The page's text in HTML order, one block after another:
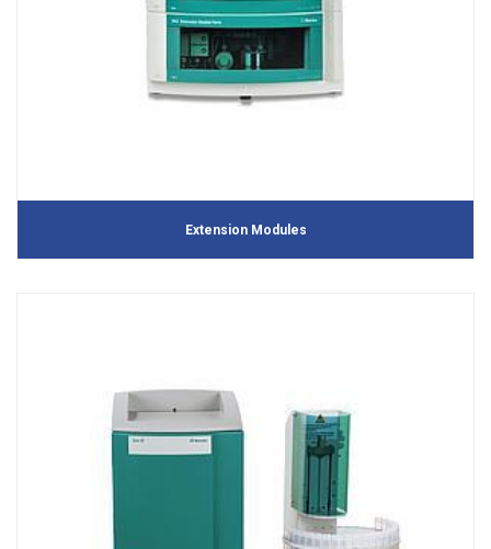
Extension Modules